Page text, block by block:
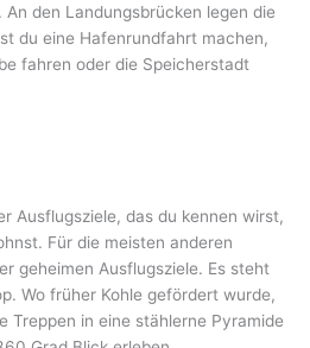
An den Landungsbrücken legen die
du eine Hafenrundfahrt machen,
fahren oder die Speicherstadt
Ausflugsziele, das du kennen wirst,
Für die meisten anderen
geheimen Ausflugsziele. Es steht
Wo früher Kohle gefördert wurde,
Treppen in eine stählerne Pyramide